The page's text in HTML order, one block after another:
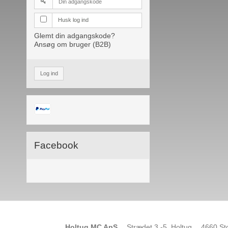
Husk log ind
Glemt din adgangskode?
Ansøg om bruger (B2B)
Log ind
Facebook